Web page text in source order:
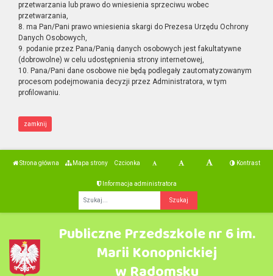
przetwarzania lub prawo do wniesienia sprzeciwu wobec
przetwarzania,
8. ma Pan/Pani prawo wniesienia skargi do Prezesa Urzędu Ochrony
Danych Osobowych,
9. podanie przez Pana/Panią danych osobowych jest fakultatywne
(dobrowolne) w celu udostępnienia strony internetowej,
10. Pana/Pani dane osobowe nie będą podlegały zautomatyzowanym
procesom podejmowania decyzji przez Administratora, w tym
profilowaniu.
zamknij
Strona główna Mapa strony Czcionka Kontrast
Informacja administratora
Publiczne Przedszkole nr 6 im.
Marii Konopnickiej